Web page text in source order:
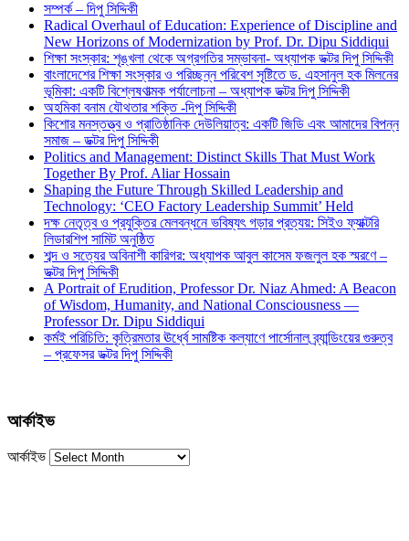
সম্পর্ক – দিপু সিদ্দিকী
Radical Overhaul of Education: Experience of Discipline and
New Horizons of Modernization by Prof. Dr. Dipu Siddiqui
শিক্ষা সংস্কার: শৃঙ্খলা থেকে অগ্রগতির সম্ভাবনা- অধ্যাপক ডক্টর দিপু সিদ্দিকী
বাংলাদেশের শিক্ষা সংস্কার ও পরিচ্ছন্ন পরিবেশ সৃষ্টিতে ড. এহসানুল হক মিলনের
ভূমিকা: একটি বিশ্লেষণাত্মক পর্যালোচনা – অধ্যাপক ডক্টর দিপু সিদ্দিকী
অহমিকা বনাম যৌথতার শক্তি -দিপু সিদ্দিকী
কিশোর মনস্তত্ত্ব ও প্রাতিষ্ঠানিক দেউলিয়াত্ব: একটি জিডি এবং আমাদের বিপন্ন
সমাজ – ডক্টর দিপু সিদ্দিকী
Politics and Management: Distinct Skills That Must Work
Together By Prof. Aliar Hossain
Shaping the Future Through Skilled Leadership and
Technology: ‘CEO Factory Leadership Summit’ Held
দক্ষ নেতৃত্ব ও প্রযুক্তির মেলবন্ধনে ভবিষ্যৎ গড়ার প্রত্যয়: সিইও ফ্যাক্টরি
লিডারশিপ সামিট অনুষ্ঠিত
শব্দ ও সত্যের অবিনাশী কারিগর: অধ্যাপক আবুল কাসেম ফজলুল হক স্মরণে –
ডক্টর দিপু সিদ্দিকী
A Portrait of Erudition, Professor Dr. Niaz Ahmed: A Beacon
of Wisdom, Humanity, and National Consciousness —
Professor Dr. Dipu Siddiqui
কর্মই পরিচিতি: কৃত্রিমতার ঊর্ধ্বে সামষ্টিক কল্যাণে পার্সোনাল ব্র্যান্ডিংয়ের গুরুত্ব
– প্রফেসর ডক্টর দিপু সিদ্দিকী
আর্কাইভ
আর্কাইভ